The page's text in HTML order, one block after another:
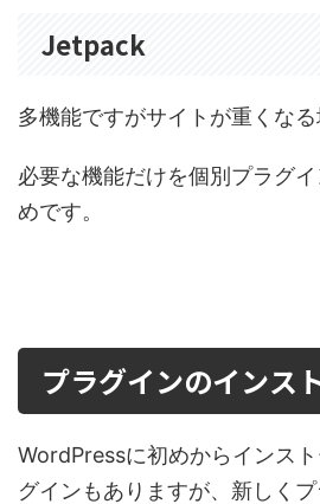
Jetpack
多機能ですがサイトが重くなる
必要な機能だけを個別プラグ
めです。
プラグインのインス
WordPressに初めからインス
グインもありますが、新しく